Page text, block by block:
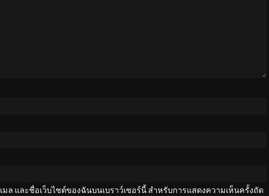
มล และชื่อเว็บไซต์ของฉันบนเบราว์เซอร์นี้ สำหรับการแสดงความเห็นครั้งถัด